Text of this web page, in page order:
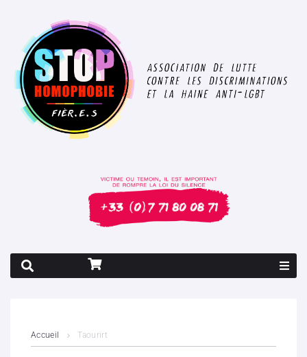
Accueil Taourirt